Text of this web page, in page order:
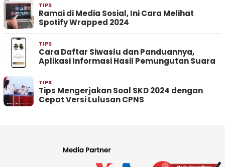
TIPS
Ramai di Media Sosial, Ini Cara Melihat
Spotify Wrapped 2024
TIPS
Cara Daftar Siwaslu dan Panduannya,
Aplikasi Informasi Hasil Pemungutan Suara
TIPS
Tips Mengerjakan Soal SKD 2024 dengan
Cepat Versi Lulusan CPNS